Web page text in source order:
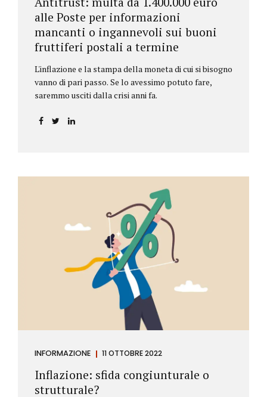
alle Poste per informazioni
mancanti o ingannevoli sui buoni
fruttiferi postali a termine
L'inflazione e la stampa della moneta di cui si bisogno
vanno di pari passo. Se lo avessimo potuto fare,
saremmo usciti dalla crisi anni fa.
INFORMAZIONE 11 OTTOBRE 2022
Inflazione: sfida congiunturale o
strutturale?